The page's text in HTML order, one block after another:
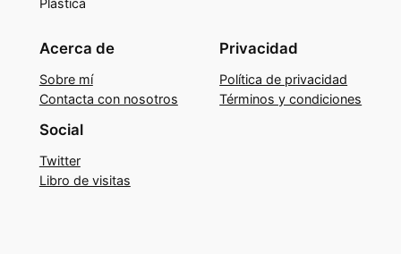
Plástica
Acerca de
Sobre mí
Contacta con nosotros
Privacidad
Política de privacidad
Términos y condiciones
Social
Twitter
Libro de visitas